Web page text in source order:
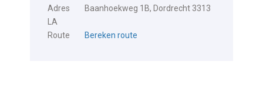
Adres
Baanhoekweg 1B, Dordrecht 3313
LA
Route
Bereken route